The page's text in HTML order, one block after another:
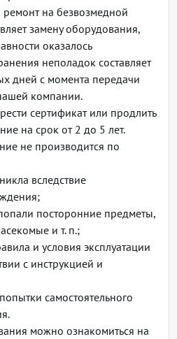
ремонт на безвозмедной
замену оборудования,
оказалось
неполадок составляет
дней с момента передачи
компании.
сертификат или продлить
на срок от 2 до 5 лет.
не производится по
вследствие
посторонние предметы,
и т. п.;
и условия эксплуатации
с инструкцией и
самостоятельного
можно ознакомиться на